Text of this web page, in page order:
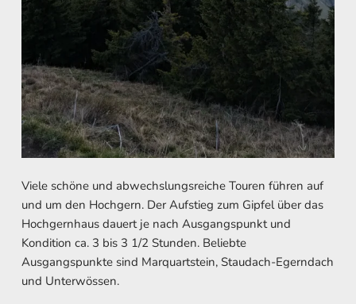
Viele schöne und abwechslungsreiche Touren führen auf
und um den Hochgern. Der Aufstieg zum Gipfel über das
Hochgernhaus dauert je nach Ausgangspunkt und
Kondition ca. 3 bis 3 1/2 Stunden. Beliebte
Ausgangspunkte sind Marquartstein, Staudach-Egerndach
und Unterwössen.